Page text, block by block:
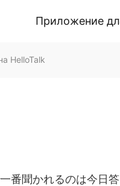
Приложение
HelloTalk
番聞かれるのは今日